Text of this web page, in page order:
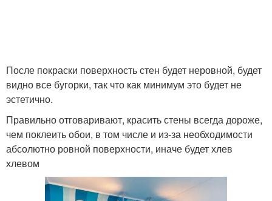
После покраски поверхность стен будет неровной, будет
видно все бугорки, так что как минимум это будет не
эстетично.
Правильно отговаривают, красить стены всегда дороже,
чем поклеить обои, в том числе и из-за необходимости
абсолютно ровной поверхности, иначе будет хлев
хлевом